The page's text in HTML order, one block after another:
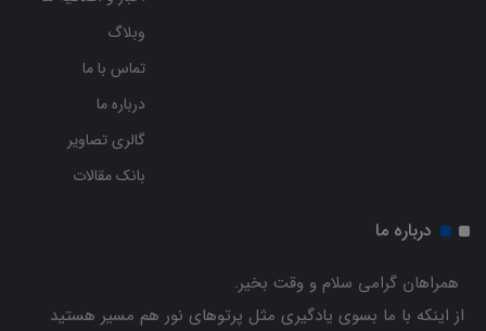
وبلاگ
تماس با ما
درباره ما
گالری تصاویر
بانک مقالات
درباره ما
همراهان گرامی سلام و وقت بخیر.
از اینکه با ما بسوی یادگیری مثل پرتوهای نور هم مسیر هستید